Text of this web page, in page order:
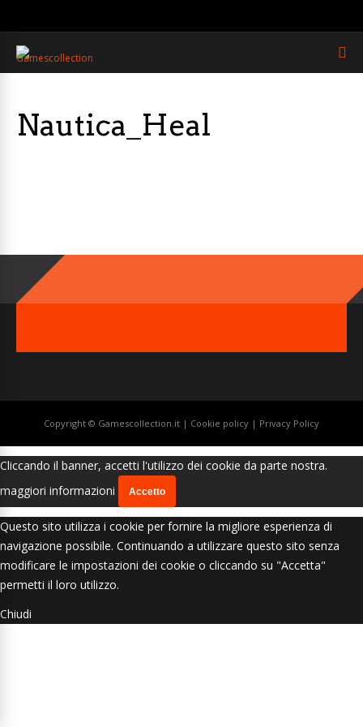
Nautica_Heal
Copyright © Gamescollection.it | Cookie policy | Privacy Policy
Cliccando il banner, accetti l'utilizzo dei cookie da parte nostra.
maggiori informazioni
Accetto
Questo sito utilizza i cookie per fornire la migliore esperienza di
navigazione possibile. Continuando a utilizzare questo sito senza
modificare le impostazioni dei cookie o cliccando su "Accetta"
permetti il loro utilizzo.
Chiudi